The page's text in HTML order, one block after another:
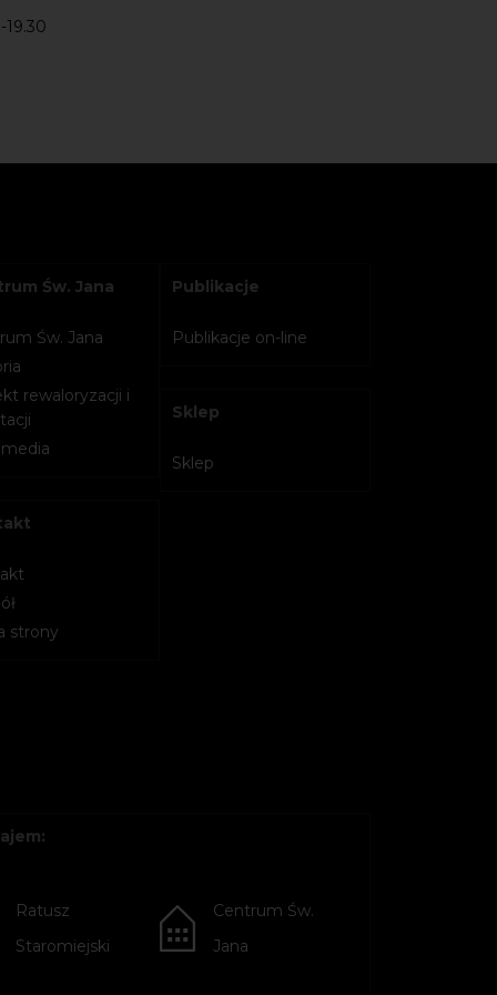
19.30
Św. Jana
Św. Jana
rewaloryzacji i
strony
Publikacje
Publikacje on-line
Sklep
Sklep
Ratusz
Staromiejski
Centrum Św.
Jana